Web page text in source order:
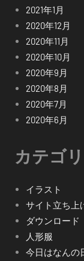
2021年1月
2020年12月
2020年11月
2020年10月
2020年9月
2020年8月
2020年7月
2020年6月
カテゴ
イラスト
サイト立ち上
ダウンロード
人形服
今日はなんの